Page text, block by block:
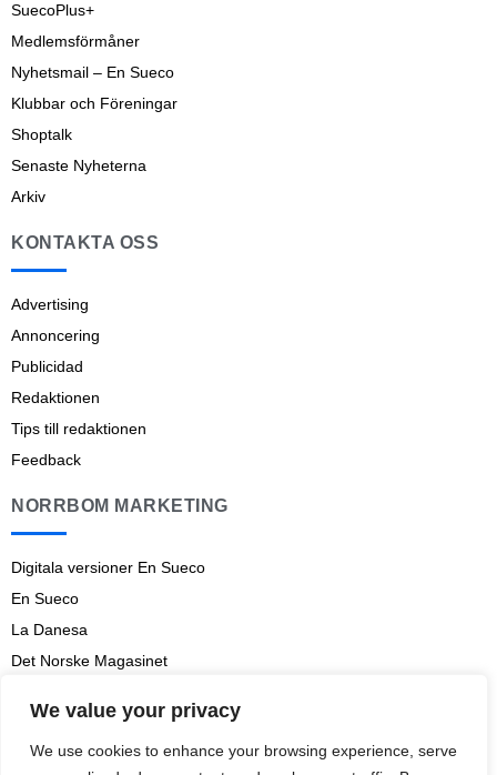
We value your privacy
We use cookies to enhance your browsing experience, serve
SuecoPlus+
Medlemsförmåner
Nyhetsmail – En Sueco
Klubbar och Föreningar
Shoptalk
Senaste Nyheterna
Arkiv
KONTAKTA OSS
Advertising
Annoncering
Publicidad
Redaktionen
Tips till redaktionen
Feedback
NORRBOM MARKETING
Digitala versioner En Sueco
En Sueco
La Danesa
Det Norske Magasinet
Aviso legal
Prenumerationsvillkor